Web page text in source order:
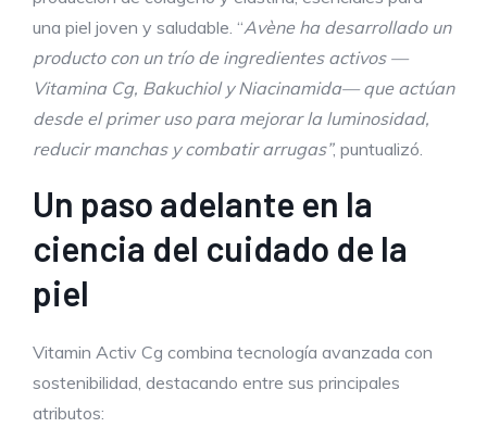
una piel joven y saludable. “Avène ha desarrollado un
producto con un trío de ingredientes activos —
Vitamina Cg, Bakuchiol y Niacinamida— que actúan
desde el primer uso para mejorar la luminosidad,
reducir manchas y combatir arrugas”, puntualizó.
Un paso adelante en la
ciencia del cuidado de la
piel
Vitamin Activ Cg combina tecnología avanzada con
sostenibilidad, destacando entre sus principales
atributos: